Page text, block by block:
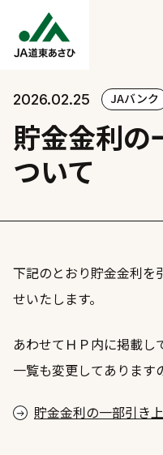
2026.02.25 JAバンク
貯金金利の
ついて
下記のとおり貯金金利を
せいたします。
あわせてＨＰ内に掲載し
一覧も変更してあります
貯金金利の一部引き